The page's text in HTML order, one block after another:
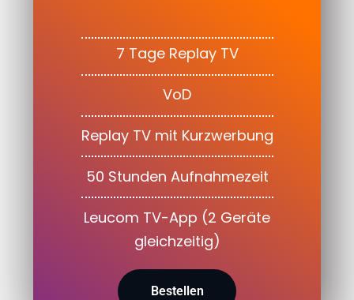
7 Tage Replay TV
VoD
Replay TV mit Kurzwerbung
50 Stunden Aufnahmezeit
Leucom TV-App (2 Geräte
gleichzeitig)
Bestellen